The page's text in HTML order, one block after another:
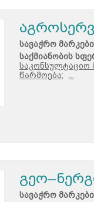
სავაჭრო
საქმიანობის
საკონსულტაციო
წარმოება;
სავაჭრო